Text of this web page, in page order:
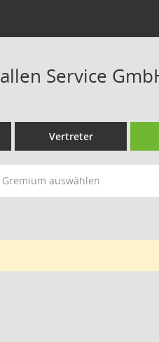
Service
Vertreter
Gremium auswählen